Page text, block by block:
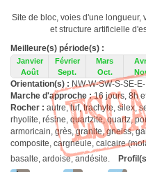
Site de bloc, voies d'une
et structure artificielle
Meilleure(s) période(s) :
Janvier Février Mars
Août
Sept. Oct.
Orientation(s) : NW-W-SW-S-
Marche d'approche :16 jours, 8h
Rocher : autre, tuf, trachyte, silex,
rhyolite, résine, quartzite, quartz,
armoricain, grès, granite, gneiss,
composite, cargneule, calcaire
basalte, ardoise, andésite.